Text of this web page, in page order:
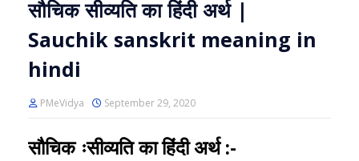
सौचिक सीव्यति का हिंदी अर्थ |
Sauchik sanskrit meaning in
hindi
PMeVidya September 29, 2020
सौचिक ःसीव्यति का हिंदी अर्थ:-